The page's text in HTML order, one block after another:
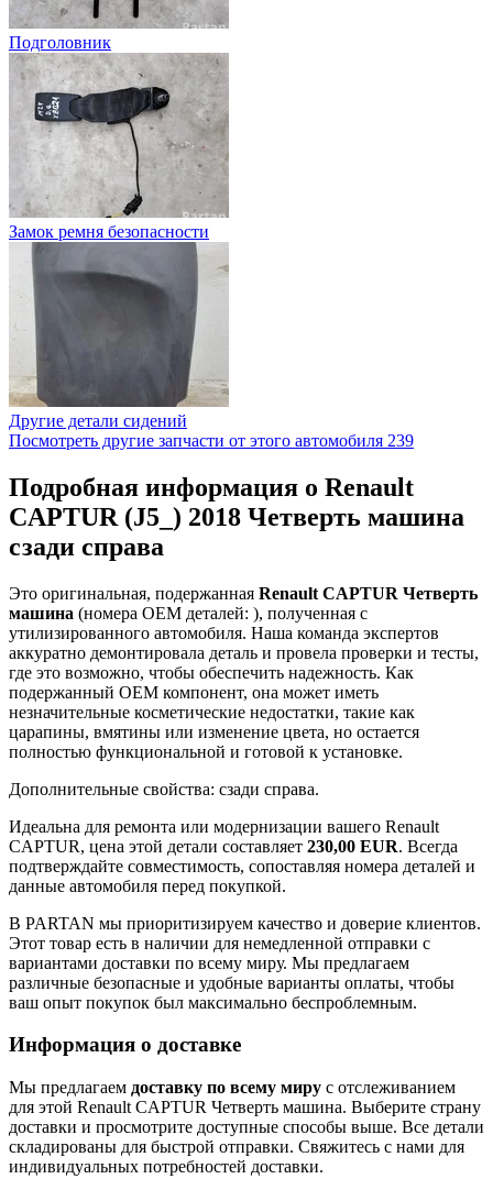
Подголовник
Замок ремня безопасности
Другие детали сидений
Посмотреть другие запчасти от этого автомобиля 239
Подробная информация о Renault
CAPTUR (J5_) 2018 Четверть машина
сзади справа
Это оригинальная, подержанная Renault CAPTUR Четверть
машина (номера OEM деталей: ), полученная с
утилизированного автомобиля. Наша команда экспертов
аккуратно демонтировала деталь и провела проверки и тесты,
где это возможно, чтобы обеспечить надежность. Как
подержанный OEM компонент, она может иметь
незначительные косметические недостатки, такие как
царапины, вмятины или изменение цвета, но остается
полностью функциональной и готовой к установке.
Дополнительные свойства: сзади справа.
Идеальна для ремонта или модернизации вашего Renault
CAPTUR, цена этой детали составляет 230,00 EUR. Всегда
подтверждайте совместимость, сопоставляя номера деталей и
данные автомобиля перед покупкой.
В PARTAN мы приоритизируем качество и доверие клиентов.
Этот товар есть в наличии для немедленной отправки с
вариантами доставки по всему миру. Мы предлагаем
различные безопасные и удобные варианты оплаты, чтобы
ваш опыт покупок был максимально беспроблемным.
Информация о доставке
Мы предлагаем доставку по всему миру с отслеживанием
для этой Renault CAPTUR Четверть машина. Выберите страну
доставки и просмотрите доступные способы выше. Все детали
складированы для быстрой отправки. Свяжитесь с нами для
индивидуальных потребностей доставки.